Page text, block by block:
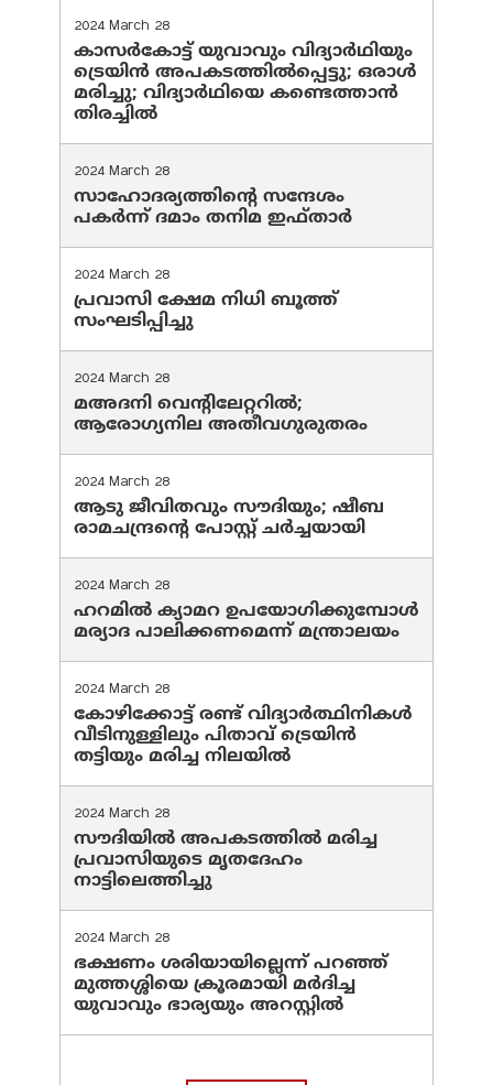
2024 March 28
കാസർകോട്ട് യുവാവും വിദ്യാർഥിയും
ട്രെയിൻ അപകടത്തിൽപ്പെട്ടു; ഒരാൾ
മരിച്ചു; വിദ്യാർഥിയെ കണ്ടെത്താൻ
തിരച്ചിൽ
2024 March 28
സാഹോദര്യത്തിന്റെ സന്ദേശം
പകർന്ന് ദമാം തനിമ ഇഫ്‌താർ
2024 March 28
പ്രവാസി ക്ഷേമ നിധി ബൂത്ത്
സംഘടിപ്പിച്ചു
2024 March 28
മഅദനി വെന്റിലേറ്ററിൽ;
ആരോഗ്യനില അതീവഗുരുതരം
2024 March 28
ആടു ജീവിതവും സൗദിയും; ഷീബ
രാമചന്ദ്രന്റെ പോസ്റ്റ് ചര്‍ച്ചയായി
2024 March 28
ഹറമില്‍ ക്യാമറ ഉപയോഗിക്കുമ്പോള്‍
മര്യാദ പാലിക്കണമെന്ന് മന്ത്രാലയം
2024 March 28
കോഴിക്കോട്ട് രണ്ട് വിദ്യാർത്ഥിനികൾ
വീടിനുള്ളിലും പിതാവ് ട്രെയിൻ
തട്ടിയും മരിച്ച നിലയിൽ
2024 March 28
സൗദിയില്‍ അപകടത്തില്‍ മരിച്ച
പ്രവാസിയുടെ മൃതദേഹം
നാട്ടിലെത്തിച്ചു
2024 March 28
ഭക്ഷണം ശരിയായില്ലെന്ന് പറഞ്ഞ്
മുത്തശ്ശിയെ ക്രൂരമായി മര്‍ദിച്ച
യുവാവും ഭാര്യയും അറസ്റ്റില്‍